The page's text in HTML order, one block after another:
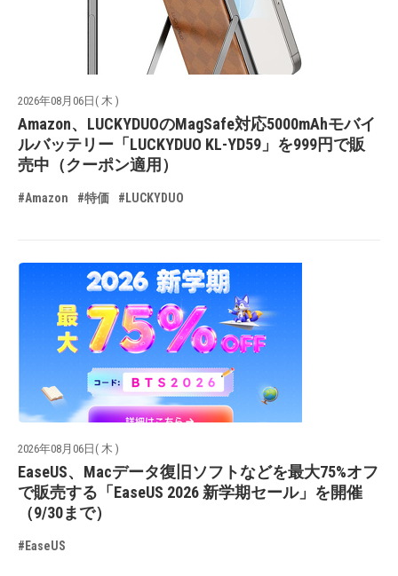
2026年08月06日( 木 )
Amazon、LUCKYDUOのMagSafe対応5000mAhモバイ
ルバッテリー「LUCKYDUO KL-YD59」を999円で販
売中（クーポン適用）
#Amazon #特価 #LUCKYDUO
2026年08月06日( 木 )
EaseUS、Macデータ復旧ソフトなどを最大75%オフ
で販売する「EaseUS 2026 新学期セール」を開催
（9/30まで）
#EaseUS